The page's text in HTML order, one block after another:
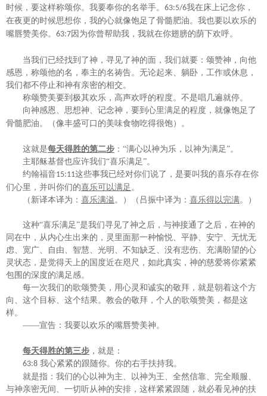
时候，要这样称颂你。我要奉你的名举手。 63:5/6我在床上记念你，
在夜更的时候思想你，我的心就像饱足了骨髓肥油。我也要以欢乐的
嘴唇赞美你。 63:7因为你曾帮助我，我就在你翅膀的荫下欢呼。
当我们已经找到了神，寻见了神的面，我们就要：颂赞神，向他
感恩，称颂他的名，奉主的名祷告。无论起来、躺卧，工作或休息，
我们都不停止和神有亲密的相交。
称颂赞美要到极其欢乐，高声欢呼的程度。不是唱几遍就停。
向神感恩、思想神、记念神，要到心里满足的程度，就像饱足了
骨髓肥油。
（像丰盛可口的美味食物吃得很饱）。
这就是每天得胜的第二步 ： “满心以神为乐，以神为满足”。
主耶稣基督也应许我们“喜乐满足”。
约翰福音15:11这些事我已经对你们说了，是要叫我的喜乐存在你
们心里，并叫你们的喜乐可以满足 。
（新译本译为： 喜乐满溢。）（吕振中译为： 喜乐得以完满。）
这种“喜乐满足”是我们寻见了神之后， 与神接通了之后， 在神的
同在中， 从内心生出来的， 灵 里面那一种愉悦、平静、安宁、无忧无
虑、宽广、自由、智慧、光明、不知缺乏、没有悲伤、充满盼望的心
灵状态，是觉得天上的国度近在咫尺，如此真实，神的慈爱将你紧紧
包围的深度的满足感。
每一次我们的歌颂赞美，用心灵和诚实的敬拜，就是朝着这个方
向、这个目标、这个结果。教会的敬拜，个人的歌颂赞美，都是这
样。
——宣告：我要以欢乐的嘴唇赞美神。
每天得胜的第三步 ，就是：
63:8 我心紧紧的跟随你。你的右手扶持我。
就是指：我们的心以神为主、以神为王、全然信靠、完全顺服、
与神亲密无间、一切听从神的安排，这样紧紧跟随，就必看见神的扶